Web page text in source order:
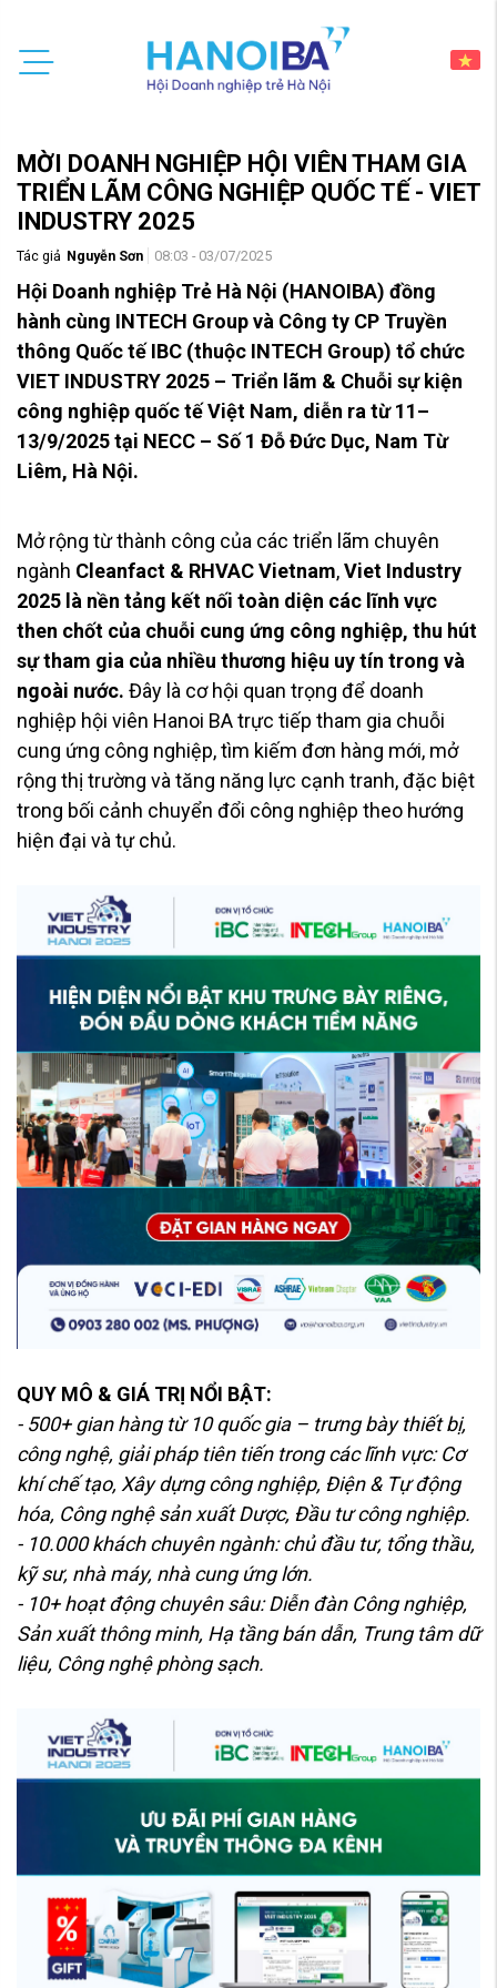
MỜI DOANH NGHIỆP HỘI VIÊN THAM GIA
TRIỂN LÃM CÔNG NGHIỆP QUỐC TẾ - VIET
INDUSTRY 2025
Tác giả Nguyễn Sơn 08:03 - 03/07/2025
Hội Doanh nghiệp Trẻ Hà Nội (HANOIBA) đồng
hành cùng INTECH Groupvà Công ty CP Truyền
thông Quốc tế IBC (thuộc INTECH Group) tổ chức
VIET INDUSTRY 2025 – Triển lãm & Chuỗi sự kiện
công nghiệp quốc tế Việt Nam, diễn ra từ 11–
13/9/2025 tại NECC – Số 1 Đỗ Đức Dục, Nam Từ
Liêm, Hà Nội.
Mở rộng từ thành công của các triển lãm chuyên
ngành Cleanfact & RHVAC Vietnam,Viet Industry
2025 là nền tảng kết nối toàn diện các lĩnh vực
then chốt của chuỗi cung ứng công nghiệp, thu hút
sự tham gia của nhiều thương hiệu uy tín trong và
ngoài nước. Đây là cơ hội quan trọng để doanh
nghiệp hội viên Hanoi BA trực tiếp tham gia chuỗi
cung ứng công nghiệp, tìm kiếm đơn hàng mới, mở
rộng thị trường và tăng năng lực cạnh tranh, đặc biệt
trong bối cảnh chuyển đổi công nghiệp theo hướng
hiện đại và tự chủ.
QUY MÔ & GIÁ TRỊ NỔI BẬT:
- 500+ gian hàng từ 10 quốc gia – trưng bày thiết bị,
công nghệ, giải pháp tiên tiến trong các lĩnh vực: Cơ
khí chế tạo, Xây dựng công nghiệp, Điện & Tự động
hóa, Công nghệ sản xuất Dược, Đầu tư công nghiệp.
- 10.000 khách chuyên ngành: chủ đầu tư, tổng thầu,
kỹ sư, nhà máy, nhà cung ứng lớn.
- 10+ hoạt động chuyên sâu: Diễn đàn Công nghiệp,
Sản xuất thông minh, Hạ tầng bán dẫn, Trung tâm dữ
liệu, Công nghệ phòng sạch.